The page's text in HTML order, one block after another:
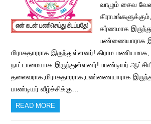
வாழும் சைவ
கர்ணமாக
பண்ணையாராக
மிராசுதாரராக இருந்துள்ளனர்! கிராம
நாட்டாமையாக இருந்துள்ளனர்! பாண்டியர்
தலைவராக,மிராசுதாரராக,பண்ணையாராக
பாண்டியர் வீழ்ச்சிக்கு…
READ MORE